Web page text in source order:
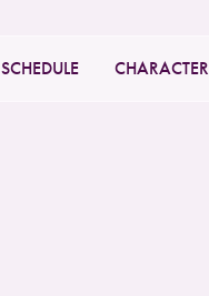
SCHEDULE CHARACTER